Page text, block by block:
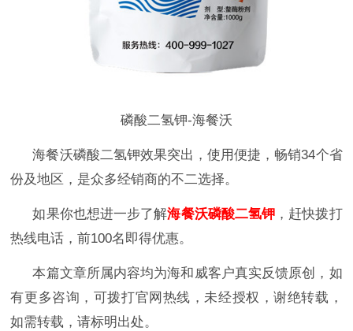
磷酸二氢钾-海餐沃
海餐沃磷酸二氢钾效果突出，使用便捷，畅销34个省
份及地区，是众多经销商的不二选择。
如果你也想进一步了解海餐沃磷酸二氢钾 ， 赶快拨打
热线电话，前100名即得优惠。
本篇文章所属内容均为海和威客户真实反馈原创，如
有更多咨询，可拨打官网热线，未经授权，谢绝转载，
如需转载，请标明出处。